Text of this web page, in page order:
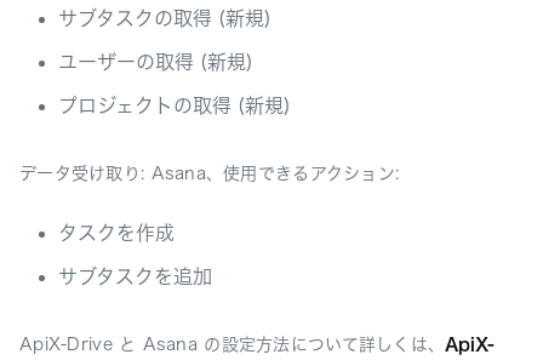
サブタスクの取得 (新規)
ユーザーの取得 (新規)
プロジェクトの取得 (新規)
データ受け取り: Asana、使用できるアクション:
タスクを作成
サブタスクを追加
ApiX-Drive と Asana の設定方法について詳しくは、 ApiX-